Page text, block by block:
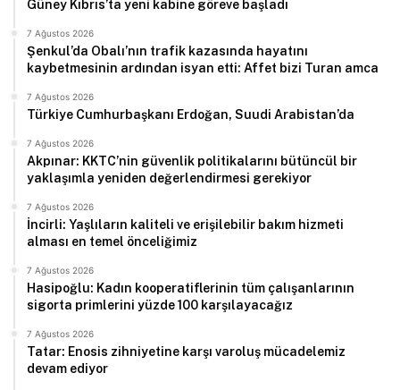
Güney Kıbrıs’ta yeni kabine göreve başladı
7 Ağustos 2026
Şenkul’da Obalı’nın trafik kazasında hayatını
kaybetmesinin ardından isyan etti: Affet bizi Turan amca
7 Ağustos 2026
Türkiye Cumhurbaşkanı Erdoğan, Suudi Arabistan’da
7 Ağustos 2026
Akpınar: KKTC’nin güvenlik politikalarını bütüncül bir
yaklaşımla yeniden değerlendirmesi gerekiyor
7 Ağustos 2026
İncirli: Yaşlıların kaliteli ve erişilebilir bakım hizmeti
alması en temel önceliğimiz
7 Ağustos 2026
Hasipoğlu: Kadın kooperatiflerinin tüm çalışanlarının
sigorta primlerini yüzde 100 karşılayacağız
7 Ağustos 2026
Tatar: Enosis zihniyetine karşı varoluş mücadelemiz
devam ediyor